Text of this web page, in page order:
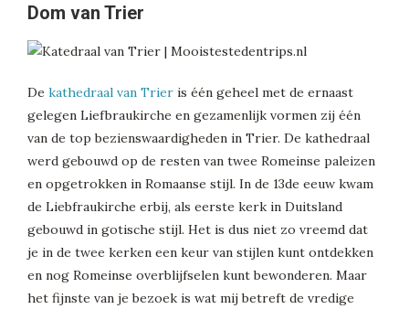
Dom van Trier
De kathedraal van Trier is één geheel met de ernaast
gelegen Liefbraukirche en gezamenlijk vormen zij één
van de top bezienswaardigheden in Trier. De kathedraal
werd gebouwd op de resten van twee Romeinse paleizen
en opgetrokken in Romaanse stijl. In de 13de eeuw kwam
de Liebfraukirche erbij, als eerste kerk in Duitsland
gebouwd in gotische stijl. Het is dus niet zo vreemd dat
je in de twee kerken een keur van stijlen kunt ontdekken
en nog Romeinse overblijfselen kunt bewonderen. Maar
het fijnste van je bezoek is wat mij betreft de vredige